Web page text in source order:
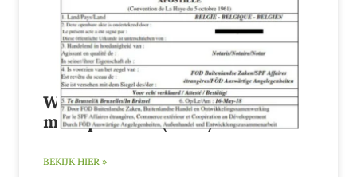
Wat is een beëdigde vertaling
met apostille? (video)
BEKIJK HIER »